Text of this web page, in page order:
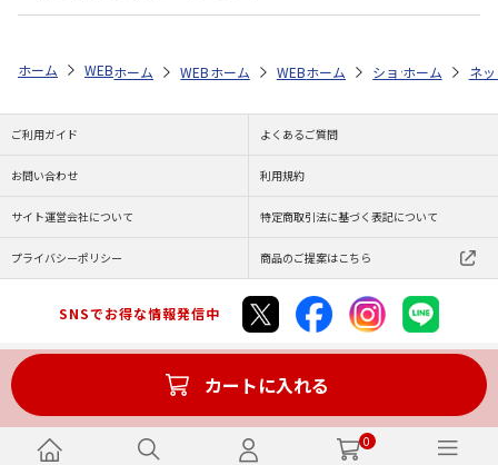
0
カートに入れる
ホーム WEB特集 新生活雑貨 全商品一覧 キッチン家電 〈
ホーム WEB特集 新生活雑貨 全商品一覧 バルミ
ホーム WEB特集 新生活雑貨 全商品
ホーム ショップ一覧 株
ホーム ネ
ご利用ガイド よくあるご質問
お問い合わせ 利用規約
サイト運営会社について 特定商取引法に基づく表記について
プライバシーポリシー 商品のご提案はこちら
SNSでお得な情報発信中